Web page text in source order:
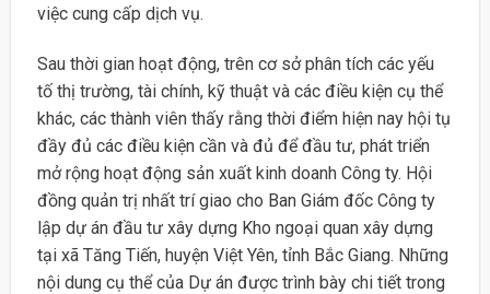
việc cung cấp dịch vụ.
Sau thời gian hoạt động, trên cơ sở phân tích các yếu
tố thị trường, tài chính, kỹ thuật và các điều kiện cụ thể
khác, các thành viên thấy rằng thời điểm hiện nay hội tụ
đầy đủ các điều kiện cần và đủ để đầu tư, phát triển
mở rộng hoạt động sản xuất kinh doanh Công ty. Hội
đồng quản trị nhất trí giao cho Ban Giám đốc Công ty
lập dự án đầu tư xây dựng Kho ngoại quan xây dựng
tại xã Tăng Tiến, huyện Việt Yên, tỉnh Bắc Giang. Những
nội dung cụ thể của Dự án được trình bày chi tiết trong